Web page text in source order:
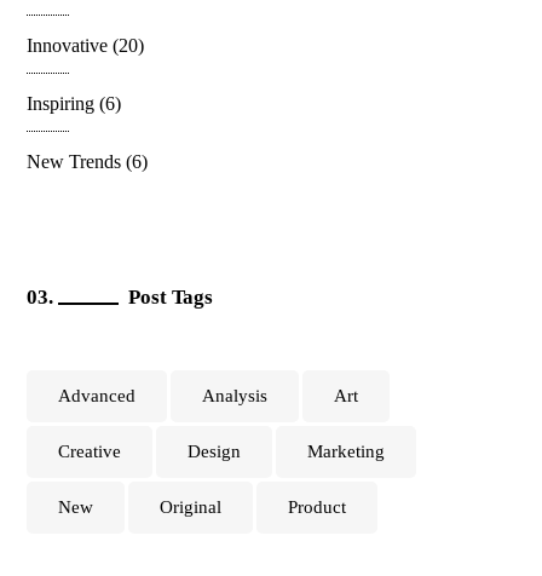
Innovative (20)
Inspiring (6)
New Trends (6)
Post Tags
Advanced Analysis Art
Creative Design Marketing
New Original Product